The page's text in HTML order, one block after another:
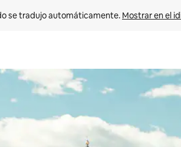
se tradujo automáticamente. Mostrar en el